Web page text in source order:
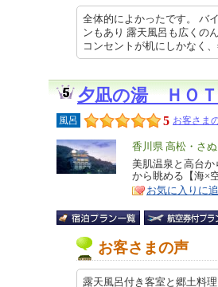
全体的によかったです。 バ
ンもあり 露天風呂も広くの
コンセントが机にしかなく
夕凪の湯 ＨＯＴ
風呂 5 お客さま
エ
リ
ア
香川県 高松・さ
特
徴
美肌温泉と高台か
から眺める【海×
お気に入りに
お客さまの声
露天風呂付き客室と郷土料